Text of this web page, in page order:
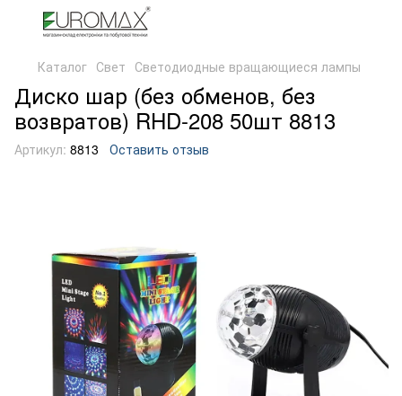
Каталог Свет Светодиодные вращающиеся лампы
Диско шар (без обменов, без
возвратов) RHD-208 50шт 8813
Артикул: 8813 Оставить отзыв